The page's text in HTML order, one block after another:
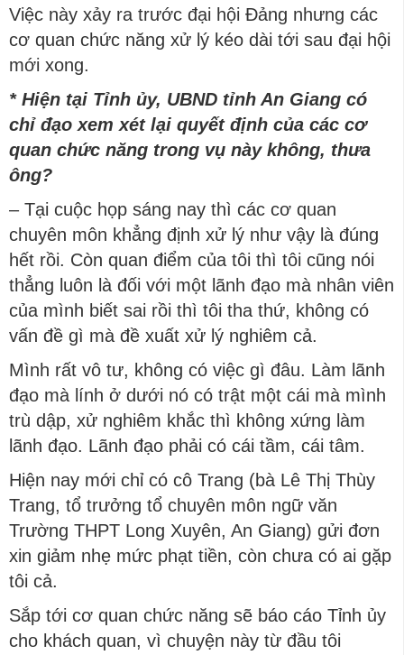
Việc này xảy ra trước đại hội Đảng nhưng các
cơ quan chức năng xử lý kéo dài tới sau đại hội
mới xong.
* Hiện tại Tỉnh ủy, UBND tỉnh An Giang có
chỉ đạo xem xét lại quyết định của các cơ
quan chức năng trong vụ này không, thưa
ông?
– Tại cuộc họp sáng nay thì các cơ quan
chuyên môn khẳng định xử lý như vậy là đúng
hết rồi. Còn quan điểm của tôi thì tôi cũng nói
thẳng luôn là đối với một lãnh đạo mà nhân viên
của mình biết sai rồi thì tôi tha thứ, không có
vấn đề gì mà đề xuất xử lý nghiêm cả.
Mình rất vô tư, không có việc gì đâu. Làm lãnh
đạo mà lính ở dưới nó có trật một cái mà mình
trù dập, xử nghiêm khắc thì không xứng làm
lãnh đạo. Lãnh đạo phải có cái tầm, cái tâm.
Hiện nay mới chỉ có cô Trang (bà Lê Thị Thùy
Trang, tổ trưởng tổ chuyên môn ngữ văn
Trường THPT Long Xuyên, An Giang) gửi đơn
xin giảm nhẹ mức phạt tiền, còn chưa có ai gặp
tôi cả.
Sắp tới cơ quan chức năng sẽ báo cáo Tỉnh ủy
cho khách quan, vì chuyện này từ đầu tôi